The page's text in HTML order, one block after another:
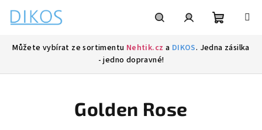
obsah
Můžete vybírat ze sortimentu Nehtik.cz a DIKOS. Jedna zásilka
- jedno dopravné!
Golden Rose